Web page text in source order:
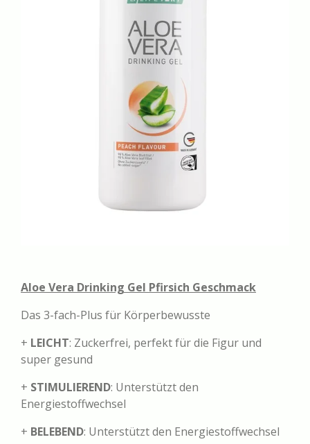
Aloe Vera Drinking Gel Pfirsich Geschmack
Das 3-fach-Plus für Körperbewusste
+ LEICHT: Zuckerfrei, perfekt für die Figur und
super gesund
+ STIMULIEREND: Unterstützt den
Energiestoffwechsel
+ BELEBEND: Unterstützt den Energiestoffwechsel